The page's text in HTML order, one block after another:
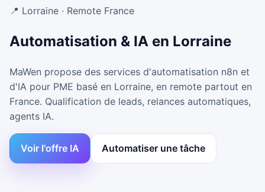
📍 Lorraine · Remote France
Automatisation & IA en Lorraine
MaWen propose des services d'automatisation n8n et
d'IA pour PME basé en Lorraine, en remote partout en
France. Qualification de leads, relances automatiques,
agents IA.
Voir l'offre IA Automatiser une tâche